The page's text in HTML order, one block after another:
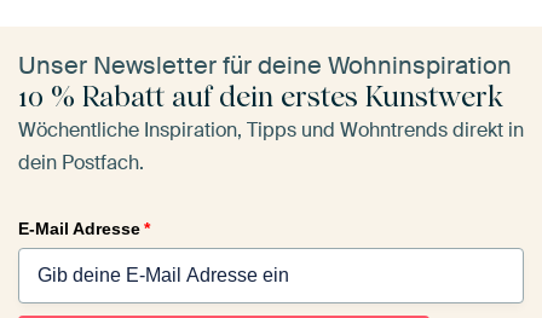
Unser Newsletter für deine Wohninspiration
10 % Rabatt auf dein erstes Kunstwerk
Wöchentliche Inspiration, Tipps und Wohntrends direkt in
dein Postfach.
E-Mail Adresse*